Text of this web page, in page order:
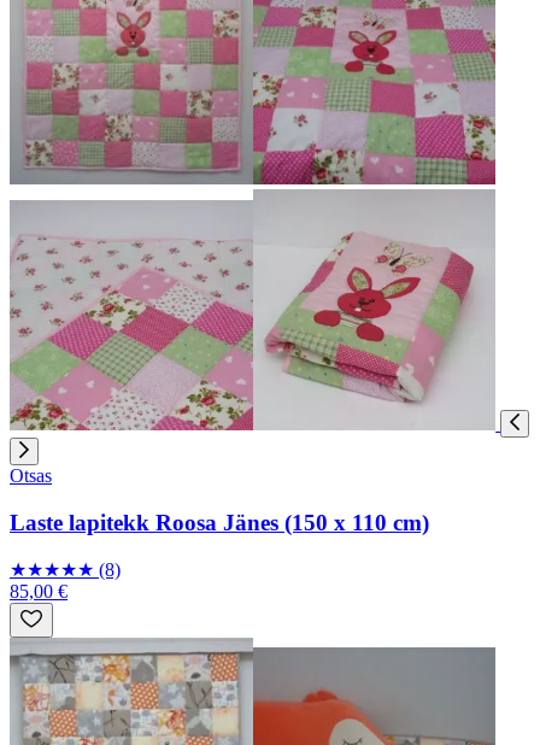
Otsas
Laste lapitekk Roosa Jänes (150 x 110 cm)
★★★★★ (8)
85,00 €